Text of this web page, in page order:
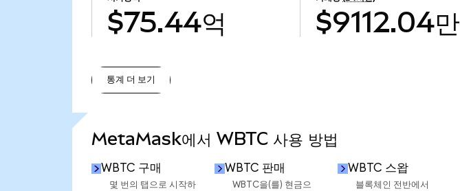
$75.44억 $9112.04만
통계 더 보기
MetaMask에서 WBTC 사용 방법
WBTC 구매
몇 번의 탭으로 시작하
WBTC 판매
WBTC을(를) 현금으
WBTC 스왑
블록체인 전반에서